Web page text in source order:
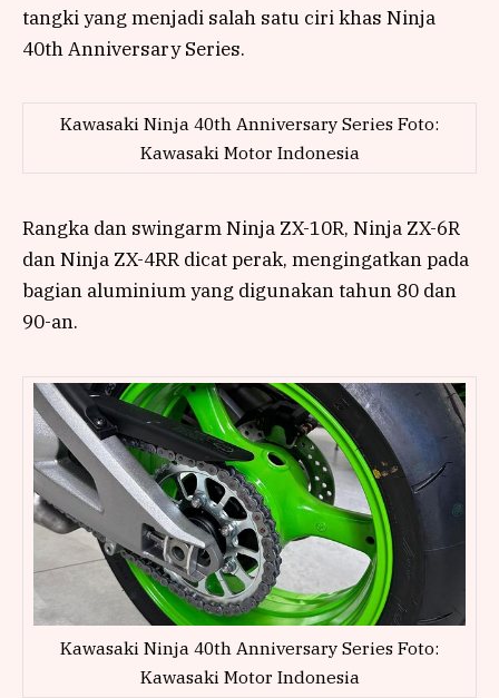
tangki yang menjadi salah satu ciri khas Ninja
40th Anniversary Series.
Kawasaki Ninja 40th Anniversary Series Foto:
Kawasaki Motor Indonesia
Rangka dan swingarm Ninja ZX-10R, Ninja ZX-6R
dan Ninja ZX-4RR dicat perak, mengingatkan pada
bagian aluminium yang digunakan tahun 80 dan
90-an.
Kawasaki Ninja 40th Anniversary Series Foto:
Kawasaki Motor Indonesia